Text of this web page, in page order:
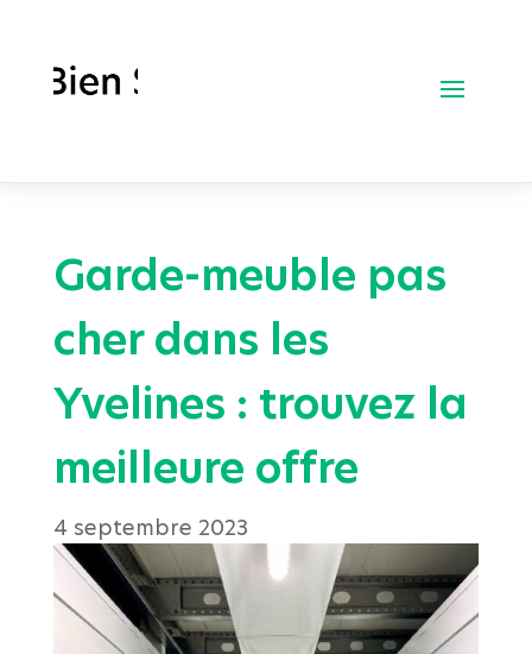
Garde-meuble pas
cher dans les
Yvelines : trouvez la
meilleure offre
4 septembre 2023